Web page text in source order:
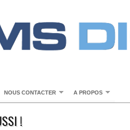
NOUS CONTACTER A PROPOS
!